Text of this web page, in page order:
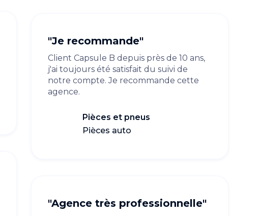
"Je recommande"
Client Capsule B depuis près de 10 ans,
j'ai toujours été satisfait du suivi de
notre compte. Je recommande cette
agence.
Pièces et pneus
Pièces auto
"Agence très professionnelle"